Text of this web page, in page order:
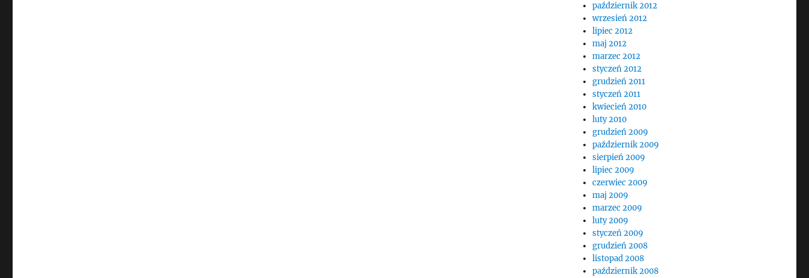
październik 2012
wrzesień 2012
lipiec 2012
maj 2012
marzec 2012
styczeń 2012
grudzień 2011
styczeń 2011
kwiecień 2010
luty 2010
grudzień 2009
październik 2009
sierpień 2009
lipiec 2009
czerwiec 2009
maj 2009
marzec 2009
luty 2009
styczeń 2009
grudzień 2008
listopad 2008
październik 2008